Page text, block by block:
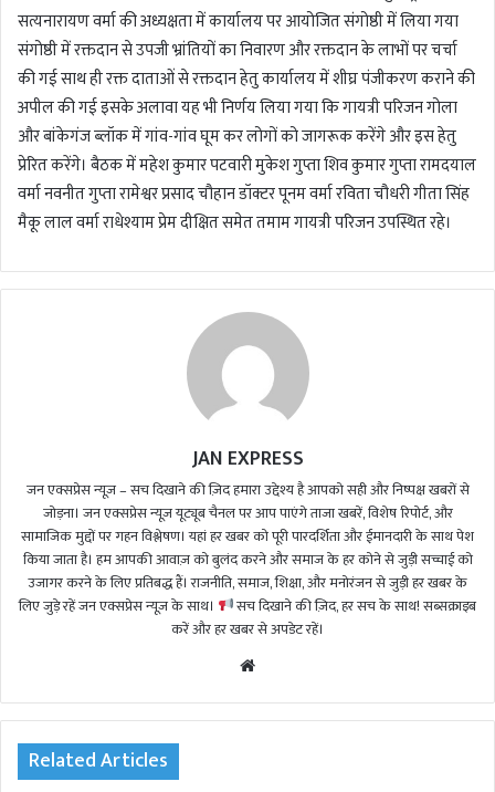
सत्यनारायण वर्मा की अध्यक्षता में कार्यालय पर आयोजित संगोष्ठी में लिया गया
संगोष्ठी में रक्तदान से उपजी भ्रांतियों का निवारण और रक्तदान के लाभों पर चर्चा
की गई साथ ही रक्त दाताओं से रक्तदान हेतु कार्यालय में शीघ्र पंजीकरण कराने की
अपील की गई इसके अलावा यह भी निर्णय लिया गया कि गायत्री परिजन गोला
और बांकेगंज ब्लॉक में गांव-गांव घूम कर लोगों को जागरूक करेंगे और इस हेतु
प्रेरित करेंगे। बैठक में महेश कुमार पटवारी मुकेश गुप्ता शिव कुमार गुप्ता रामदयाल
वर्मा नवनीत गुप्ता रामेश्वर प्रसाद चौहान डॉक्टर पूनम वर्मा रविता चौधरी गीता सिंह
मैकू लाल वर्मा राधेश्याम प्रेम दीक्षित समेत तमाम गायत्री परिजन उपस्थित रहे।
JAN EXPRESS
जन एक्सप्रेस न्यूज़ – सच दिखाने की ज़िद हमारा उद्देश्य है आपको सही और निष्पक्ष खबरों से
जोड़ना। जन एक्सप्रेस न्यूज़ यूट्यूब चैनल पर आप पाएंगे ताजा खबरें, विशेष रिपोर्ट, और
सामाजिक मुद्दों पर गहन विश्लेषण। यहां हर खबर को पूरी पारदर्शिता और ईमानदारी के साथ पेश
किया जाता है। हम आपकी आवाज़ को बुलंद करने और समाज के हर कोने से जुड़ी सच्चाई को
उजागर करने के लिए प्रतिबद्ध हैं। राजनीति, समाज, शिक्षा, और मनोरंजन से जुड़ी हर खबर के
लिए जुड़े रहें जन एक्सप्रेस न्यूज़ के साथ।
सच दिखाने की ज़िद, हर सच के साथ! सब्सक्राइब
करें और हर खबर से अपडेट रहें।
te
Related Articles